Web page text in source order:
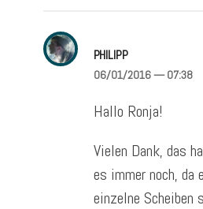
PHILIPP
06/01/2016— 07:38
Hallo Ronja!
Vielen Dank, das
es immer noch, da
einzelne Scheiben